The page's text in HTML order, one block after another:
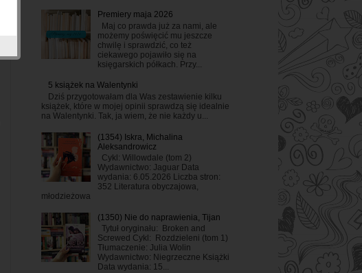
Premiery maja 2026
Maj co prawda już za nami, ale
możemy poświęcić mu jeszcze
chwilę i sprawdzić, co też
ciekawego pojawiło się na
księgarskich półkach. Przy...
5 książek na Walentynki
Dziś przygotowałam dla Was zestawienie kilku
książek, które w mojej opinii sprawdzą się idealnie
na Walentynki. Tak, ja wiem, że nie każdy u...
(1354) Iskra, Michalina
Aleksandrowicz
Cykl: Willowdale (tom 2)
Wydawnictwo: Jaguar Data
wydania: 6.05.2026 Liczba stron:
352 Literatura obyczajowa,
młodzieżowa
(1350) Nie do naprawienia, Tijan
Tytuł oryginału: Broken and
Screwed Cykl: Rozdzieleni (tom 1)
Tłumaczenie: Julia Wolin
Wydawnictwo: Niegrzeczne Książki
Data wydania: 15...